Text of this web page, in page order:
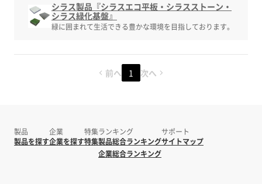
シラス製品『シラスエコ平板・シラスストーン・
シラス緑化基盤』
緑に囲まれて生活できる豊かな環境を目指しております。
前へ 1 次へ
製品
製品を探す
企業
企業を探す
特集
特集
ランキング
製品総合ランキング
企業総合ランキング
サポート
サイトマップ